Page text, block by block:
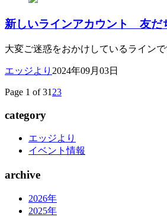
新しいラインアカウント 友だ
大変ご迷惑をおかけしているライン
エッジより 2024年09月03日
Page 1 of 31 23
category
エッジより
イベント情報
archive
2026年
2025年